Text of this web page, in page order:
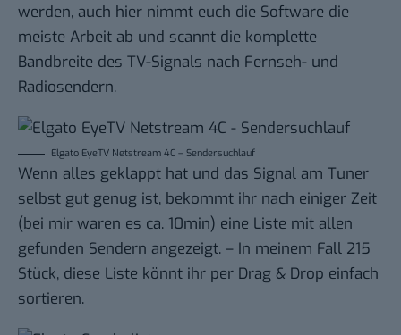
werden, auch hier nimmt euch die Software die
meiste Arbeit ab und scannt die komplette
Bandbreite des TV-Signals nach Fernseh- und
Radiosendern.
Elgato EyeTV Netstream 4C – Sendersuchlauf
Wenn alles geklappt hat und das Signal am Tuner
selbst gut genug ist, bekommt ihr nach einiger Zeit
(bei mir waren es ca. 10min) eine Liste mit allen
gefunden Sendern angezeigt. – In meinem Fall 215
Stück, diese Liste könnt ihr per Drag & Drop einfach
sortieren.